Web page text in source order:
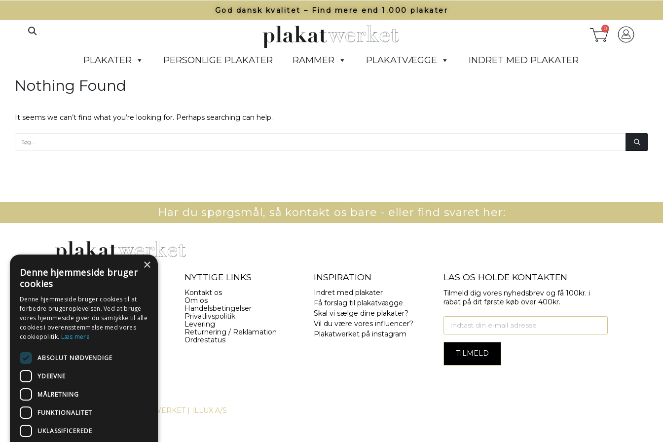
God dansk kvalitet – Find mere end 1.000 plakater​
0
PLAKATER PERSONLIGE PLAKATER RAMMER PLAKATVÆGGE INDRET MED PLAKATER
Nothing Found
It seems we can’t find what you’re looking for. Perhaps searching can help.
Har du spørgsmål, så kontakt os bare - eller find svaret her:
- EN DEL AF ILLUX A/S
8660 Skanderborg
Danmark
(+45) 52 340 440
NYTTIGE LINKS
Kontakt os
Om os
Handelsbetingelser
Privatlivspolitik
Levering
Returnering / Reklamation
Ordrestatus
INSPIRATION
Indret med plakater
Få forslag til plakatvægge
Skal vi sælge dine plakater?
Vil du være vores influencer?
Plakatwerket på instagram
LAS OS HOLDE KONTAKTEN
Tilmeld dig vores nyhedsbrev og få 100kr. i
rabat på dit første køb over 400kr.
COPYRIGHT © 2024, PLAKATWERKET | ILLUX A/S
×
Denne hjemmeside bruger
cookies
Denne hjemmeside bruger cookies til at
forbedre brugeroplevelsen. Ved at bruge
vores hjemmeside giver du samtykke til alle
cookies i overensstemmelse med vores
cookiepolitik. Læs mere
ABSOLUT NØDVENDIGE
YDEEVNE
MÅLRETNING
FUNKTIONALITET
UKLASSIFICEREDE